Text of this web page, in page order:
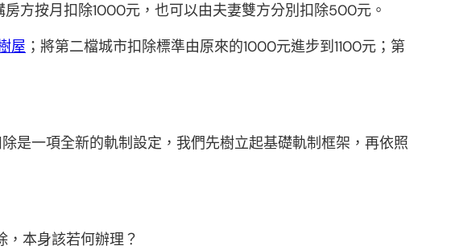
方按月扣除1000元，也可以由夫妻雙方分別扣除500元。
屋 ；將第二檔城市扣除標準由原來的1000元進步到1100元；第
是一項全新的軌制設定，我們先樹立起基礎軌制框架，再依照
，本身該若何辦理？